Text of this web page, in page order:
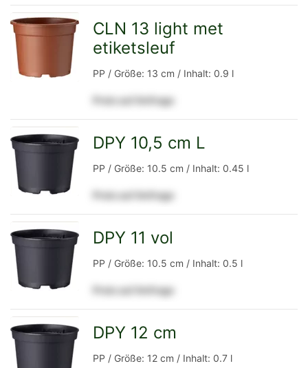
Detailseite
CLN 13 light met
etiketsleuf
PP / Größe: 13 cm / Inhalt: 0.9 l
Preis auf Anfrage
Detailseite
DPY 10,5 cm L
PP / Größe: 10.5 cm / Inhalt: 0.45 l
Preis auf Anfrage
Detailseite
DPY 11 vol
PP / Größe: 10.5 cm / Inhalt: 0.5 l
Preis auf Anfrage
DPY 12 cm
PP / Größe: 12 cm / Inhalt: 0.7 l